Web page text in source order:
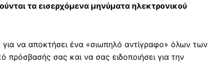
τα εισερχόμενα μηνύματα ηλεκτρονικού
να αποκτήσει ένα «σιωπηλό αντίγραφο» όλων των
σας και να σας ειδοποιήσει για την